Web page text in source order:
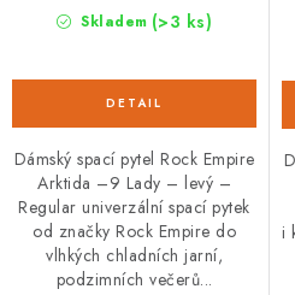
Skladem (>3 ks)
Dámský spací pytel Rock Empire
Arktida –9 Lady – levý –
Regular univerzální spací pytek
od značky Rock Empire do
vlhkých chladních jarní,
podzimních večerů...
i